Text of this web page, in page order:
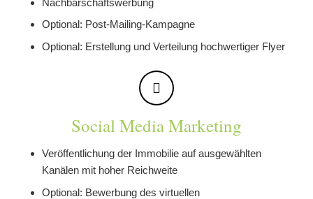
Optional: Post-Mailing-Kampagne
Optional: Erstellung und Verteilung hochwertiger Flyer
Social Media Marketing
Veröffentlichung der Immobilie auf ausgewählten
Kanälen mit hoher Reichweite
Optional: Bewerbung des virtuellen